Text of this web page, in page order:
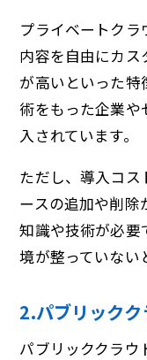
プライベートク
内容を自由にカス
が高いといった特
術をもった企業や
入されています。
ただし、導入コス
ースの追加や削除
知識や技術が必要
境が整っていない
2.パブリックク
パブリッククラウ